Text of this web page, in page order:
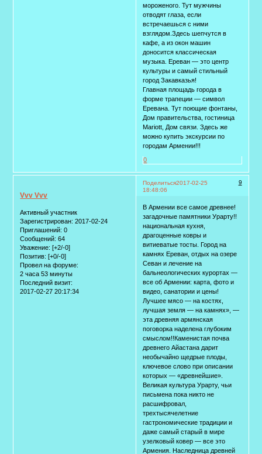
мороженого. Тут мужчины
отводят глаза, если
встречаешься с ними
взглядом.Здесь шепчутся в
кафе, а из окон машин
доносится классическая
музыка. Ереван — это центр
культуры и самый стильный
город Закавказья!
Главная площадь города в
форме трапеции — символ
Еревана. Тут поющие фонтаны,
Дом правительства, гостиница
Mariott, Дом связи. Здесь же
можно купить экскурсии по
городам Армении!!!
0
Поделиться 9
2017-02-25
18:48:06
Vvv Vvv
Активный участник
Зарегистрирован: 2017-02-24
Приглашений: 0
Сообщений: 64
Уважение: [+2/-0]
Позитив: [+0/-0]
Провел на форуме:
2 часа 53 минуты
Последний визит:
2017-02-27 20:17:34
В Армении все самое древнее!
загадочные памятники Урарту!!
национальная кухня,
драгоценные ковры и
витиеватые тосты. Город на
камнях Ереван, отдых на озере
Севан и лечение на
бальнеологических курортах —
все об Армении: карта, фото и
видео, санатории и цены!
Лучшее мясо — на костях,
лучшая земля — на камнях», —
эта древняя армянская
поговорка наделена глубоким
смыслом!!Каменистая почва
древнего Айастана дарит
необычайно щедрые плоды,
ключевое слово при описании
которых — «древнейшие».
Великая культура Урарту, чьи
письмена пока никто не
расшифровал,
трехтысячелетние
гастрономические традиции и
даже самый старый в мире
узелковый ковер — все это
Армения. Наследница древней